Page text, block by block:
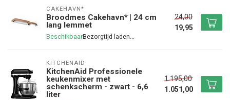
CAKEHAVN*
Broodmes Cakehavn* | 24 cm
lang lemmet
Beschikbaar
24,00
19,95
KITCHENAID
KitchenAid Professionele
keukenmixer met
schenkscherm - zwart - 6,6
liter
1.195,00
1.051,00